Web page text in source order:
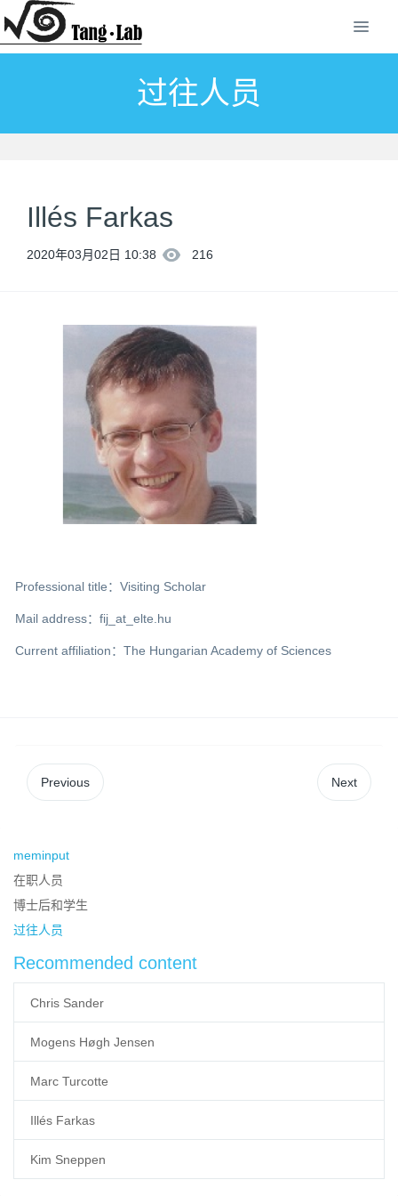
过往人员
Illés Farkas
2020年03月02日 10:38 216
Professional title：Visiting Scholar
Mail address：fij_at_elte.hu
Current affiliation：The Hungarian Academy of Sciences
Previous Next
meminput
在职人员
博士后和学生
过往人员
Recommended content
Chris Sander
Mogens Høgh Jensen
Marc Turcotte
Illés Farkas
Kim Sneppen